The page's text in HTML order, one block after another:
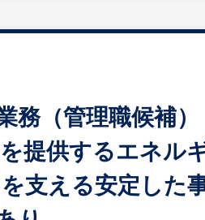
務（管理職候補
提供するエネル
支える安定した